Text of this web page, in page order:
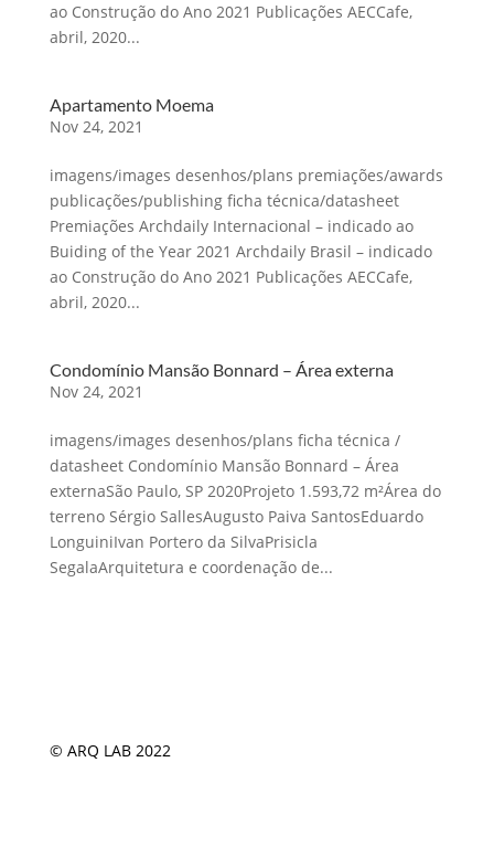
ao Construção do Ano 2021 Publicações AECCafe,
abril, 2020...
Apartamento Moema
Nov 24, 2021
imagens/images desenhos/plans premiações/awards
publicações/publishing ficha técnica/datasheet
Premiações Archdaily Internacional – indicado ao
Buiding of the Year 2021 Archdaily Brasil – indicado
ao Construção do Ano 2021 Publicações AECCafe,
abril, 2020...
Condomínio Mansão Bonnard – Área externa
Nov 24, 2021
imagens/images desenhos/plans ficha técnica /
datasheet Condomínio Mansão Bonnard – Área
externaSão Paulo, SP 2020Projeto 1.593,72 m²Área do
terreno Sérgio SallesAugusto Paiva SantosEduardo
LonguiniIvan Portero da SilvaPrisicla
SegalaArquitetura e coordenação de...
© ARQ LAB 2022